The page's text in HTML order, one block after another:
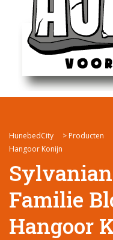
HunebedCity > Producten
Hangoor Konijn
Familie
Hangoor